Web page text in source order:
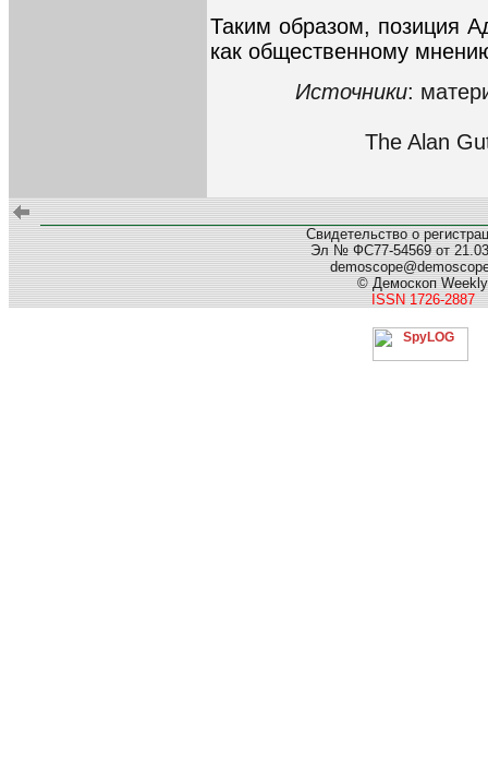
Таким образом, позиция
как общественному
Источники:
The Alan
Свидетельство о
Эл № ФС77-54569 от
© Демоскоп Weekly
ISSN 1726-2887